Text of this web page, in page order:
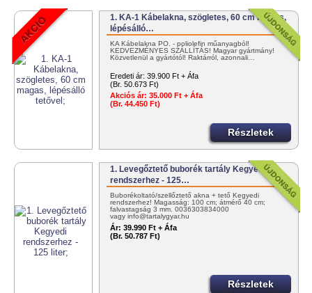
1. KA-1 Kábelakna, szögletes, 60 cm magas,
lépésálló…
KA Kábelakna PO. - poliolefin műanyagból!
KEDVEZMÉNYES SZÁLLÍTÁS! Magyar gyártmány!
Közvetlenül a gyártótól! Raktárról, azonnali…
Eredeti ár: 39.900 Ft + Áfa
(Br. 50.673 Ft)
Akciós ár: 35.000 Ft + Áfa
(Br. 44.450 Ft)
Részletek
1. Levegőztető buborék tartály Kegyedi
rendszerhez - 125…
Buborékoltató/szellőztető akna + tető Kegyedi
rendszerhez! Magasság: 100 cm; átmérő 40 cm;
falvastagság 3 mm. 0036303834000
vagy info@tartalygyar.hu
Ár: 39.990 Ft + Áfa
(Br. 50.787 Ft)
Részletek